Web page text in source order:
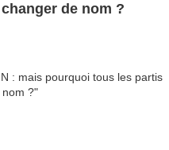
de nom ?